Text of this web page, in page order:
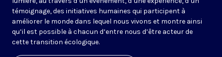
témoignage, des initiatives humaines qui participent à
améliorer le monde dans lequel nous vivons et montre ainsi
qu’il est possible à chacun d’entre nous d’être acteur de
cette transition écologique.